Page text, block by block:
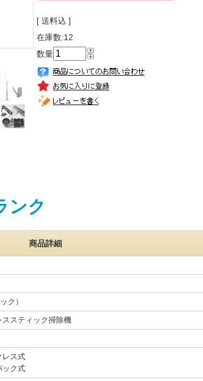
[ 送料込 ]
在庫数:12
数量
ンク
商品詳細
ク）
スティック掃除機
レス式
ック式